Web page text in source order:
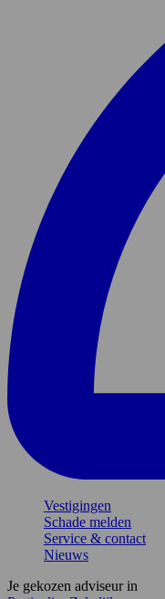
Vestigingen
Schade melden
Service & contact
Nieuws
Je gekozen adviseur in